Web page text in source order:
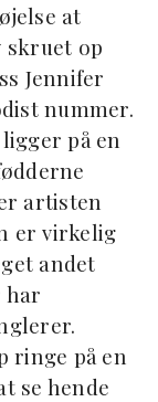
at
skruet op
Jennifer
nummer.
på en
artisten
er virkelig
andet
har
ringe på en
se hende